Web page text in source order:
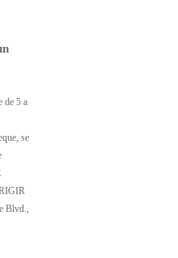
de 5 a
se
Blvd.,